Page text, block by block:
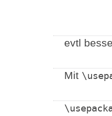
evtl
Mit